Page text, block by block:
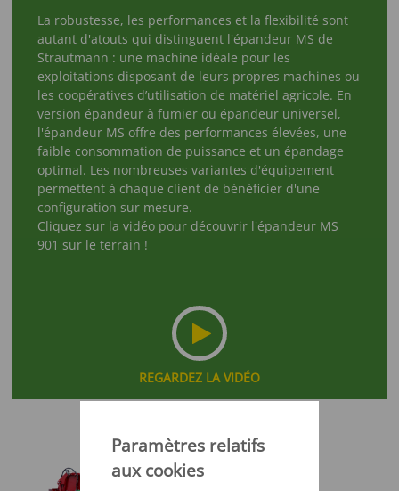
Paramètres relatifs
aux cookies
La robustesse, les performances et la flexibilité sont
autant d'atouts qui distinguent l'épandeur MS de
Strautmann : une machine idéale pour les
exploitations disposant de leurs propres machines ou
les coopératives d’utilisation de matériel agricole. En
version épandeur à fumier ou épandeur universel,
l'épandeur MS offre des performances élevées, une
faible consommation de puissance et un épandage
optimal. Les nombreuses variantes d'équipement
permettent à chaque client de bénéficier d'une
configuration sur mesure.
Cliquez sur la vidéo pour découvrir l'épandeur MS
901 sur le terrain !
REGARDEZ LA VIDÉO